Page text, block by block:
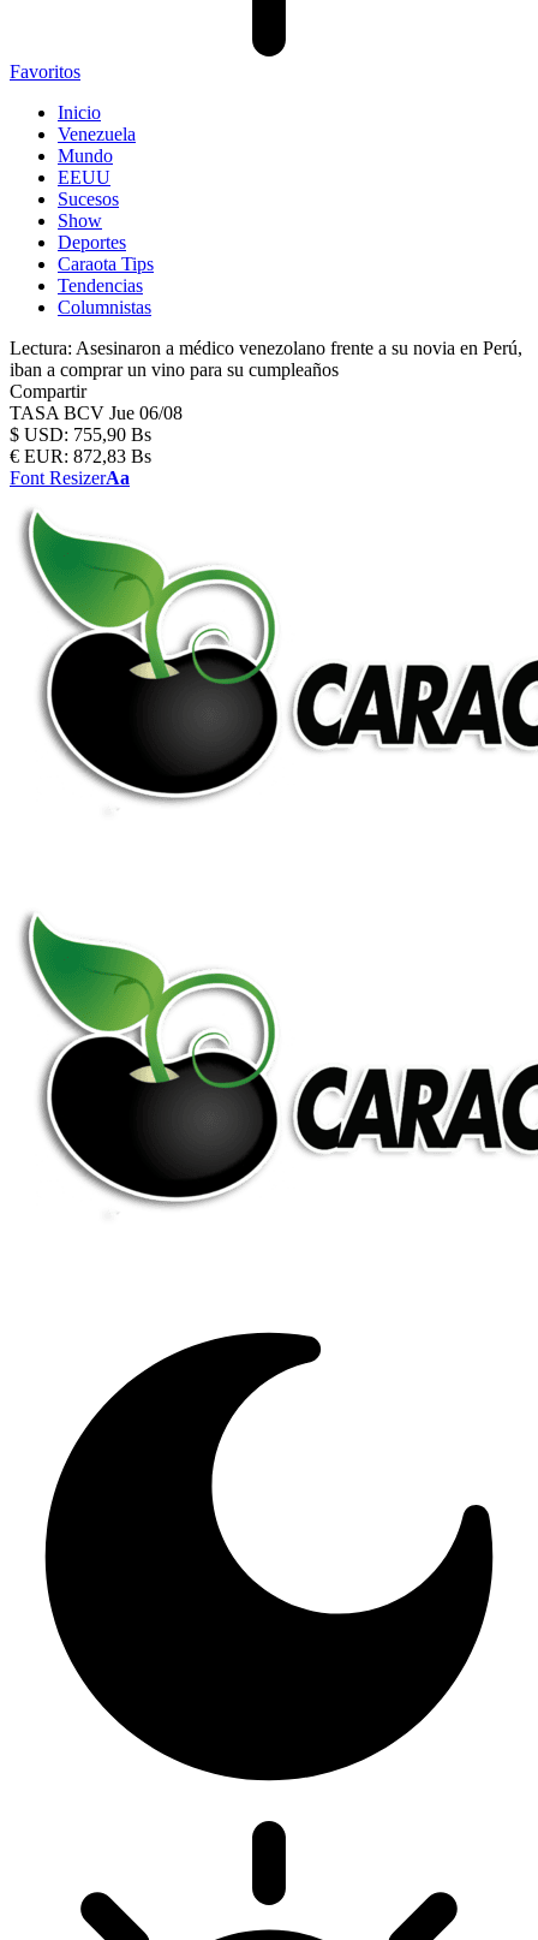
Favoritos
Inicio
Venezuela
Mundo
EEUU
Sucesos
Show
Deportes
Caraota Tips
Tendencias
Columnistas
Lectura: Asesinaron a médico venezolano frente a su novia en Perú,
iban a comprar un vino para su cumpleaños
Compartir
TASA BCV Jue 06/08
$ USD: 755,90 Bs
€ EUR: 872,83 Bs
Font ResizerAa